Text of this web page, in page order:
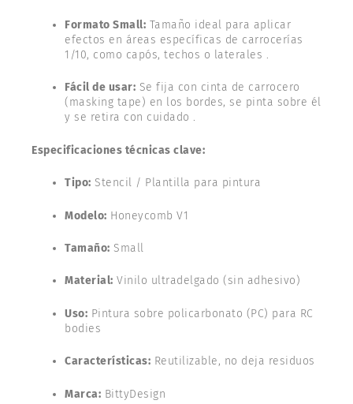
Formato Small: Tamaño ideal para aplicar
efectos en áreas específicas de carrocerías
1/10, como capós, techos o laterales .
Fácil de usar: Se fija con cinta de carrocero
(masking tape) en los bordes, se pinta sobre él
y se retira con cuidado .
Especificaciones técnicas clave:
Tipo: Stencil / Plantilla para pintura
Modelo: Honeycomb V1
Tamaño: Small
Material: Vinilo ultradelgado (sin adhesivo)
Uso: Pintura sobre policarbonato (PC) para RC
bodies
Características: Reutilizable, no deja residuos
Marca: BittyDesign